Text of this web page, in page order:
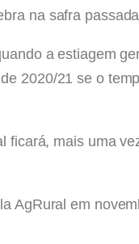
na safra
a estiagem
2020/21 se o
mais uma
AgRural em